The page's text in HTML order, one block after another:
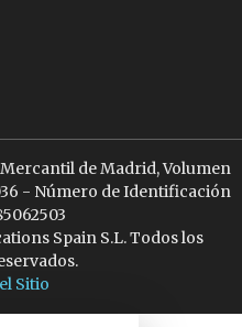
de Madrid, Volumen
- Número de Identificación
Spain S.L. Todos los
Sitio